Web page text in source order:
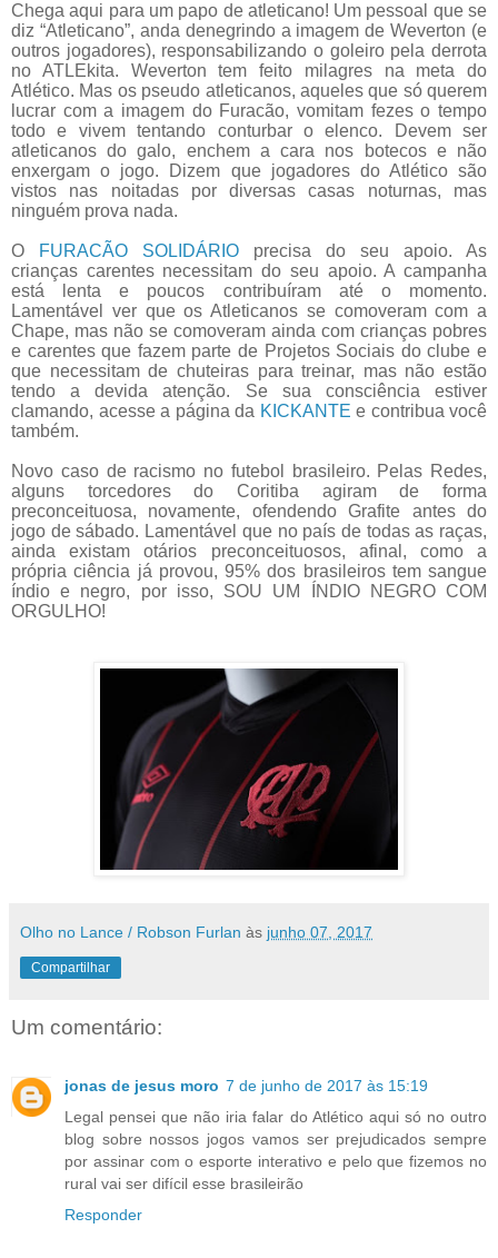
Chega aqui para um papo de atleticano! Um pessoal que se
diz “Atleticano”, anda denegrindo a imagem de Weverton (e
outros jogadores), responsabilizando o goleiro pela derrota
no ATLEkita. Weverton tem feito milagres na meta do
Atlético. Mas os pseudo atleticanos, aqueles que só querem
lucrar com a imagem do Furacão, vomitam fezes o tempo
todo e vivem tentando conturbar o elenco. Devem ser
atleticanos do galo, enchem a cara nos botecos e não
enxergam o jogo. Dizem que jogadores do Atlético são
vistos nas noitadas por diversas casas noturnas, mas
ninguém prova nada.
O FURACÃO SOLIDÁRIO precisa do seu apoio. As
crianças carentes necessitam do seu apoio. A campanha
está lenta e poucos contribuíram até o momento.
Lamentável ver que os Atleticanos se comoveram com a
Chape, mas não se comoveram ainda com crianças pobres
e carentes que fazem parte de Projetos Sociais do clube e
que necessitam de chuteiras para treinar, mas não estão
tendo a devida atenção. Se sua consciência estiver
clamando, acesse a página da KICKANTE e contribua você
também.
Novo caso de racismo no futebol brasileiro. Pelas Redes,
alguns torcedores do Coritiba agiram de forma
preconceituosa, novamente, ofendendo Grafite antes do
jogo de sábado. Lamentável que no país de todas as raças,
ainda existam otários preconceituosos, afinal, como a
própria ciência já provou, 95% dos brasileiros tem sangue
índio e negro, por isso, SOU UM ÍNDIO NEGRO COM
ORGULHO!
Olho no Lance / Robson Furlan às junho 07, 2017
Compartilhar
Um comentário:
jonas de jesus moro 7 de junho de 2017 às 15:19
Legal pensei que não iria falar do Atlético aqui só no outro
blog sobre nossos jogos vamos ser prejudicados sempre
por assinar com o esporte interativo e pelo que fizemos no
rural vai ser difícil esse brasileirão
Responder